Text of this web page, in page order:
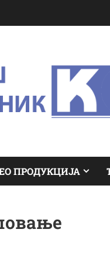
ПРОДУКЦИЈА